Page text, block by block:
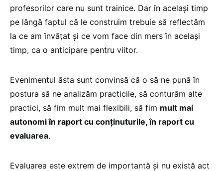
profesorilor care nu sunt trainice. Dar în același timp
pe lângă faptul că le construim trebuie să reflectăm
la ce am învățat și ce vom face din mers în același
timp, ca o anticipare pentru viitor.
Evenimentul ăsta sunt convinsă că o să ne pună în
postura să ne analizăm practicile, să conturăm alte
practici, să fim mult mai flexibili, să fim mult mai
autonomi în raport cu conținuturile, în raport cu
evaluarea.
Evaluarea este extrem de importantă și nu există act